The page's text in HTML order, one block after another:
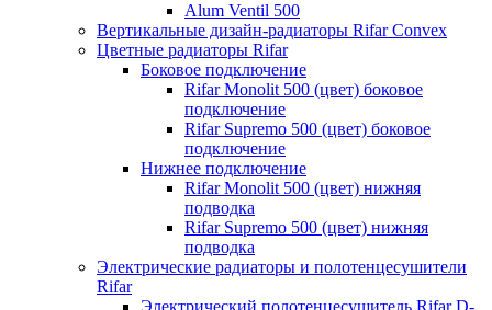
Alum Ventil 500
Вертикальные дизайн-радиаторы Rifar Convex
Цветные радиаторы Rifar
Боковое подключение
Rifar Monolit 500 (цвет) боковое
подключение
Rifar Supremo 500 (цвет) боковое
подключение
Нижнее подключение
Rifar Monolit 500 (цвет) нижняя
подводка
Rifar Supremo 500 (цвет) нижняя
подводка
Электрические радиаторы и полотенцесушители
Rifar
Электрический полотенцесушитель Rifar D-